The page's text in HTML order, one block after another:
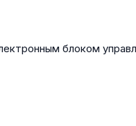
блоком